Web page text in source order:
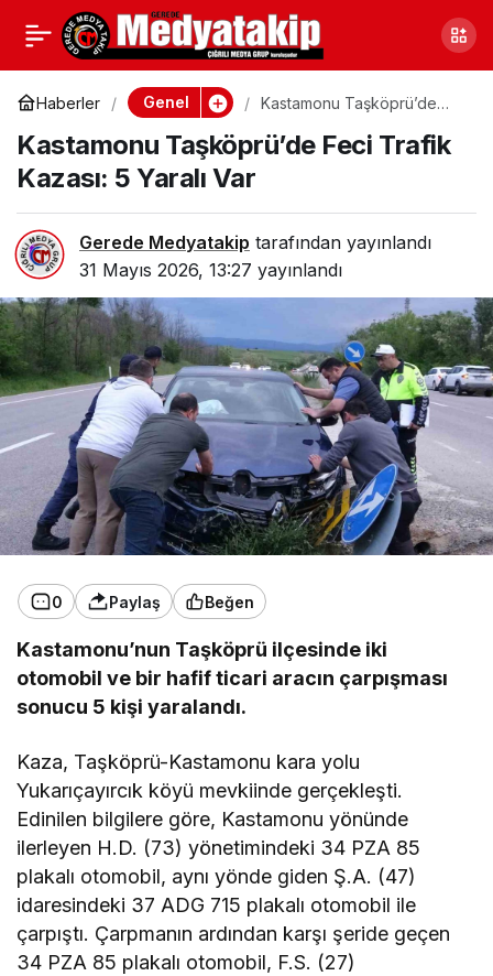
Haberler Genel
Kastamonu Taşköprü’de
Var
Kastamonu Taşköprü’de Feci Trafik
Kazası: 5 Yaralı Var
Gerede Medyatakip tarafından yayınlandı
31 Mayıs 2026, 13:27 yayınlandı
0 Paylaş Beğen
Kastamonu’nun Taşköprü ilçesinde iki
otomobil ve bir hafif ticari aracın çarpışması
sonucu 5 kişi yaralandı.
Kaza, Taşköprü-Kastamonu kara yolu
Yukarıçayırcık köyü mevkiinde gerçekleşti.
Edinilen bilgilere göre, Kastamonu yönünde
ilerleyen H.D. (73) yönetimindeki 34 PZA 85
plakalı otomobil, aynı yönde giden Ş.A. (47)
idaresindeki 37 ADG 715 plakalı otomobil ile
çarpıştı. Çarpmanın ardından karşı şeride geçen
34 PZA 85 plakalı otomobil, F.S. (27)
Sakarya’da Narkotik
Operasyonu: İki Kişi
Yakalandı ve Tutuklandı
Paylaş